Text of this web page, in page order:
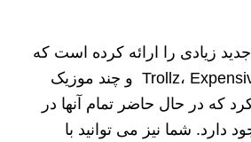
زیادی را ارائه کرده است که
می توان به ترولز Trollz، Expensive و چند موزیک
که در حال حاضر تمام آنها در
دارد. شما نیز می توانید با